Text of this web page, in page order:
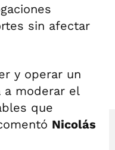
sin afectar
y operar un
a moderar el
que
Nicolás